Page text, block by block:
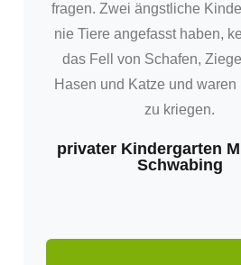
fragen. Zwei ängstliche
nie Tiere angefasst haben,
das Fell von Schafen,
Hasen und Katze und waren
zu kriegen.
privater Kindergarten
Schwabing